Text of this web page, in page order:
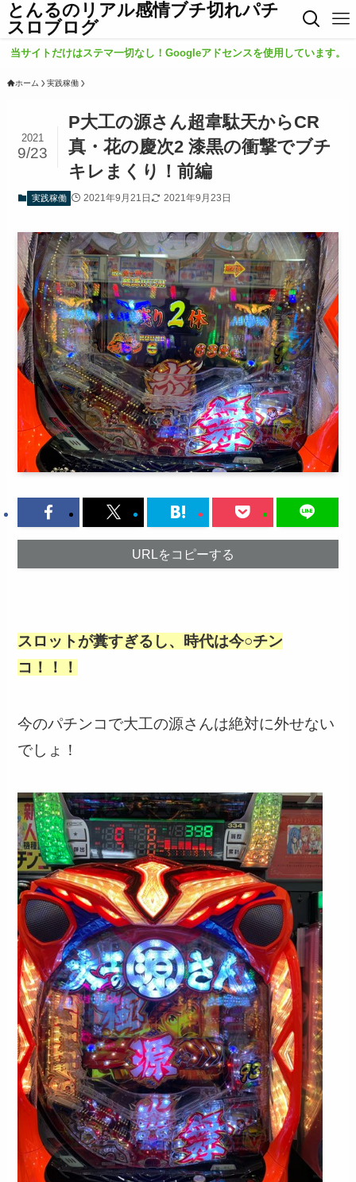
とんるのリアル感情ブチ切れパチ
スロブログ
当サイトだけはステマ一切なし！Googleアドセンスを使用しています。
ホーム 実践稼働
P大工の源さん超韋駄天からCR
真・花の慶次2 漆黒の衝撃でブチ
キレまくり！前編
2021
9/23
実践稼働 2021年9月21日 2021年9月23日
URLをコピーする
スロットが糞すぎるし、時代は今○チン
コ！！！
今のパチンコで大工の源さんは絶対に外せない
でしょ！